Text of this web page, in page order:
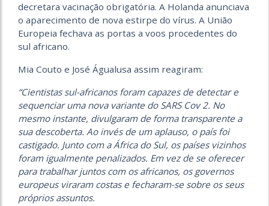
decretara vacinação obrigatória. A Holanda anunciava
o aparecimento de nova estirpe do vírus. A União
Europeia fechava as portas a voos procedentes do
sul africano.
Mia Couto e José Águalusa assim reagiram:
“Cientistas sul-africanos foram capazes de detectar e
sequenciar uma nova variante do SARS Cov 2. No
mesmo instante, divulgaram de forma transparente a
sua descoberta. Ao invés de um aplauso, o país foi
castigado. Junto com a África do Sul, os países vizinhos
foram igualmente penalizados. Em vez de se oferecer
para trabalhar juntos com os africanos, os governos
europeus viraram costas e fecharam-se sobre os seus
próprios assuntos.